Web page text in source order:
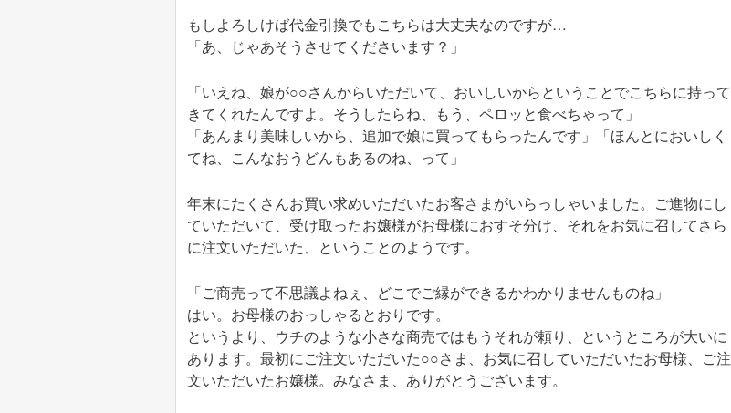
もしよろしけば代金引換でもこちらは大丈夫なのですが…
「あ、じゃあそうさせてくださいます？」
「いえね、娘が○○さんからいただいて、おいしいからということでこちらに持って
きてくれたんですよ。そうしたらね、もう、ペロッと食べちゃって」
「あんまり美味しいから、追加で娘に買ってもらったんです」「ほんとにおいしく
てね、こんなおうどんもあるのね、って」
年末にたくさんお買い求めいただいたお客さまがいらっしゃいました。ご進物にし
ていただいて、受け取ったお嬢様がお母様におすそ分け、それをお気に召してさら
に注文いただいた、ということのようです。
「ご商売って不思議よねぇ、どこでご縁ができるかわかりませんものね」
はい。お母様のおっしゃるとおりです。
というより、ウチのような小さな商売ではもうそれが頼り、というところが大いに
あります。最初にご注文いただいた○○さま、お気に召していただいたお母様、ご注
文いただいたお嬢様。みなさま、ありがとうございます。